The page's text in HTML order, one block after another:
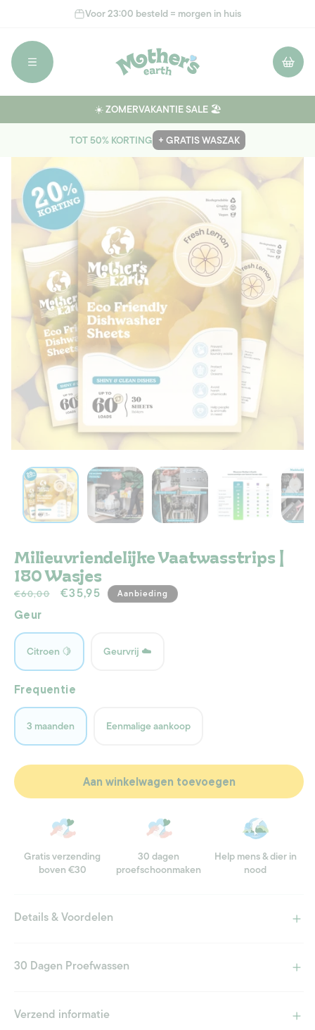
Voor 23:00 besteld = morgen in huis
☀️ ZOMERVAKANTIE SALE 🏖️
TOT 50% KORTING + GRATIS WASZAK
Ga direct naar
productinformatie
Milieuvriendelijke Vaatwasstrips |
180 Wasjes
Normale
prijs
€60,00 Aanbiedingsprijs
€35,95
Aanbieding
Geur
Citroen 🍋 Geurvrij ☁️
Frequentie
3 maanden Eenmalige aankoop
Aan winkelwagen toevoegen
Gratis verzending
boven €30
30 dagen
proefschoonmaken
Help mens & dier in
nood
Details & Voordelen
30 Dagen Proefwassen
Verzend informatie